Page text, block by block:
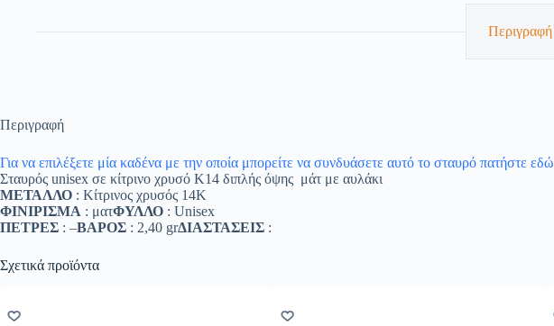
Περιγραφή
Περιγραφή
Για να επιλέξετε μία καδένα με την οποία μπορείτε να συνδυάσετε αυτό το σταυρό πατήστε εδώ
Σταυρός unisex σε κίτρινο χρυσό Κ14 διπλής όψης μάτ με αυλάκι
ΜΕΤΑΛΛΟ : Κίτρινος χρυσός 14K
ΦΙΝΙΡΙΣΜΑ : ματΦΥΛΛΟ : Unisex
ΠΕΤΡΕΣ : –ΒΑΡΟΣ : 2,40 grΔΙΑΣΤΑΣΕΙΣ :
Σχετικά προϊόντα